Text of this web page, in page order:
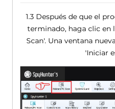
1.3 Después de que el
terminado, haga clic en
Scan'. Una ventana
'Iniciar